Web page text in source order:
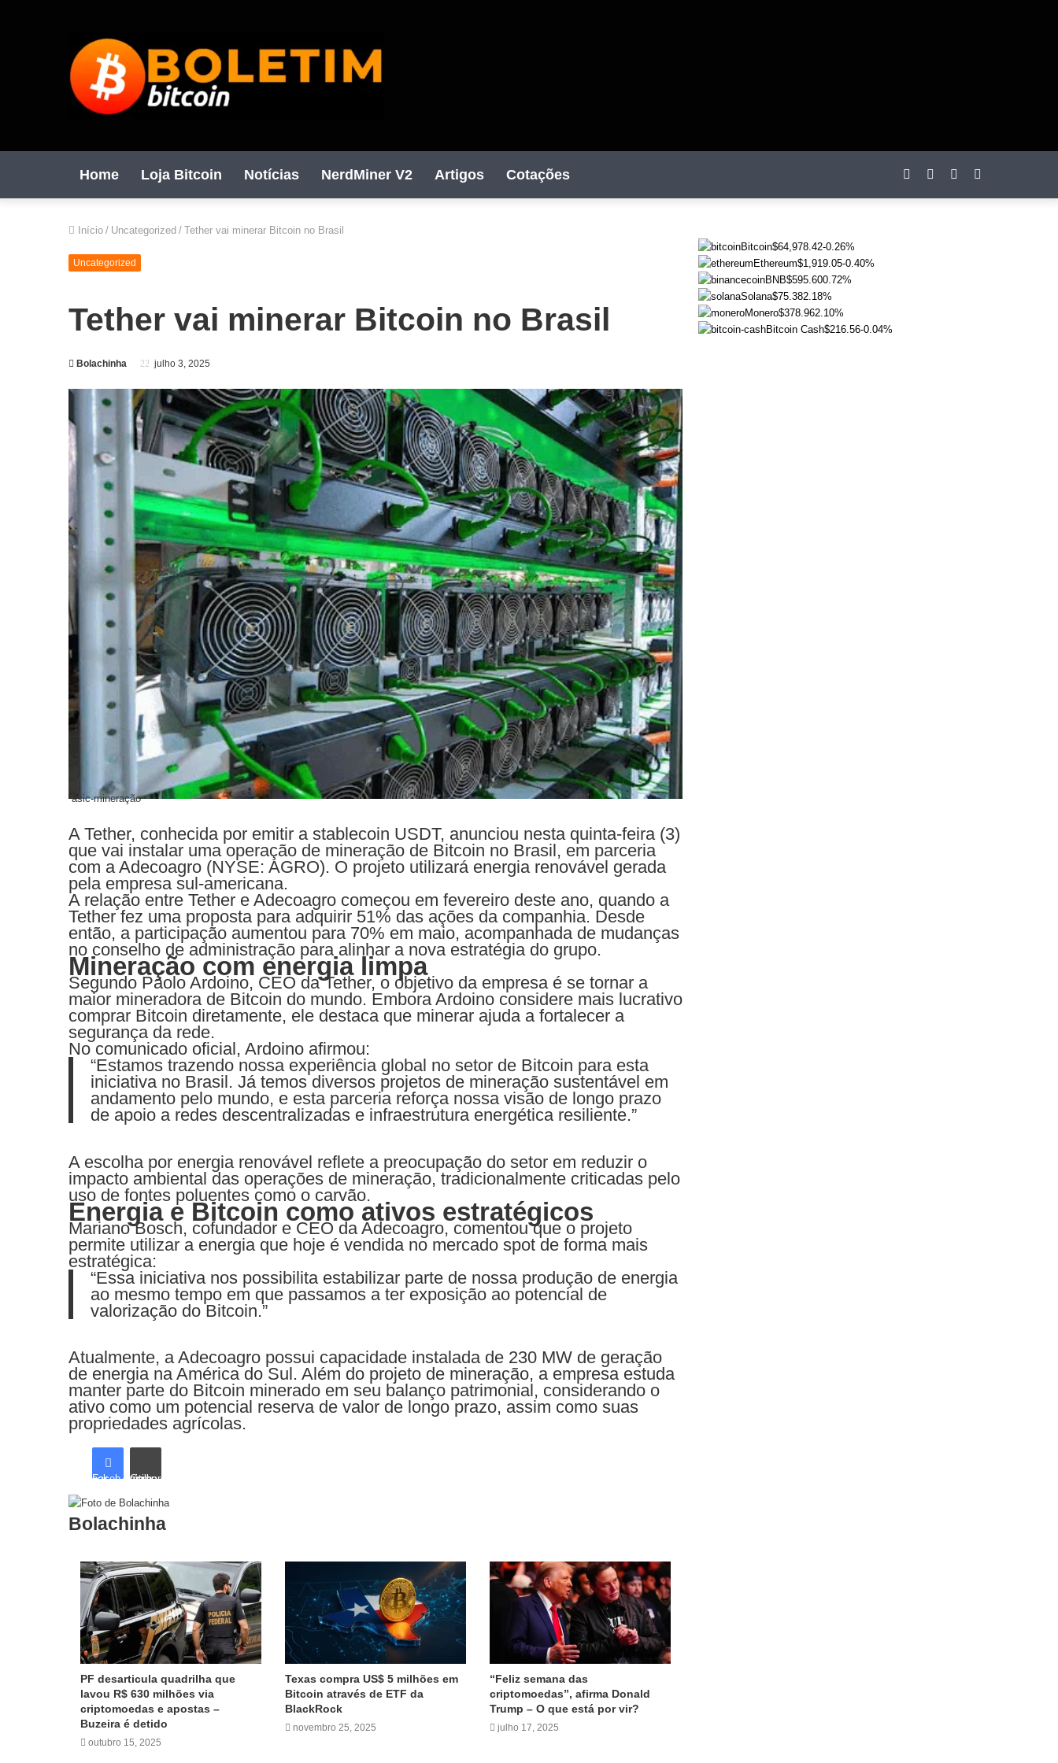
Home Loja Bitcoin Notícias NerdMiner V2 Artigos Cotações
Início / Uncategorized / Tether vai minerar Bitcoin no Brasil
Uncategorized
Tether vai minerar Bitcoin no Brasil
Bolachinha julho 3, 2025
asic-mineração
A Tether, conhecida por emitir a stablecoin USDT, anunciou nesta quinta-feira (3)
que vai instalar uma operação de mineração de Bitcoin no Brasil, em parceria
com a Adecoagro (NYSE: AGRO). O projeto utilizará energia renovável gerada
pela empresa sul-americana.
A relação entre Tether e Adecoagro começou em fevereiro deste ano, quando a
Tether fez uma proposta para adquirir 51% das ações da companhia. Desde
então, a participação aumentou para 70% em maio, acompanhada de mudanças
no conselho de administração para alinhar a nova estratégia do grupo.
Mineração com energia limpa
Segundo Paolo Ardoino, CEO da Tether, o objetivo da empresa é se tornar a
maior mineradora de Bitcoin do mundo. Embora Ardoino considere mais lucrativo
comprar Bitcoin diretamente, ele destaca que minerar ajuda a fortalecer a
segurança da rede.
No comunicado oficial, Ardoino afirmou:
“Estamos trazendo nossa experiência global no setor de Bitcoin para esta
iniciativa no Brasil. Já temos diversos projetos de mineração sustentável em
andamento pelo mundo, e esta parceria reforça nossa visão de longo prazo
de apoio a redes descentralizadas e infraestrutura energética resiliente.”
A escolha por energia renovável reflete a preocupação do setor em reduzir o
impacto ambiental das operações de mineração, tradicionalmente criticadas pelo
uso de fontes poluentes como o carvão.
Energia e Bitcoin como ativos estratégicos
Mariano Bosch, cofundador e CEO da Adecoagro, comentou que o projeto
permite utilizar a energia que hoje é vendida no mercado spot de forma mais
estratégica:
“Essa iniciativa nos possibilita estabilizar parte de nossa produção de energia
ao mesmo tempo em que passamos a ter exposição ao potencial de
valorização do Bitcoin.”
Atualmente, a Adecoagro possui capacidade instalada de 230 MW de geração
de energia na América do Sul. Além do projeto de mineração, a empresa estuda
manter parte do Bitcoin minerado em seu balanço patrimonial, considerando o
ativo como um potencial reserva de valor de longo prazo, assim como suas
propriedades agrícolas.
Facebook Compartilhar via e-mail
Bolachinha
PF desarticula quadrilha que
lavou R$ 630 milhões via
criptomoedas e apostas –
Buzeira é detido
outubro 15, 2025
Texas compra US$ 5 milhões em
Bitcoin através de ETF da
BlackRock
novembro 25, 2025
“Feliz semana das
criptomoedas”, afirma Donald
Trump – O que está por vir?
julho 17, 2025
Bitcoin$64,978.42-0.26%
Ethereum$1,919.05-0.40%
BNB$595.600.72%
Solana$75.382.18%
Monero$378.962.10%
Bitcoin Cash$216.56-0.04%